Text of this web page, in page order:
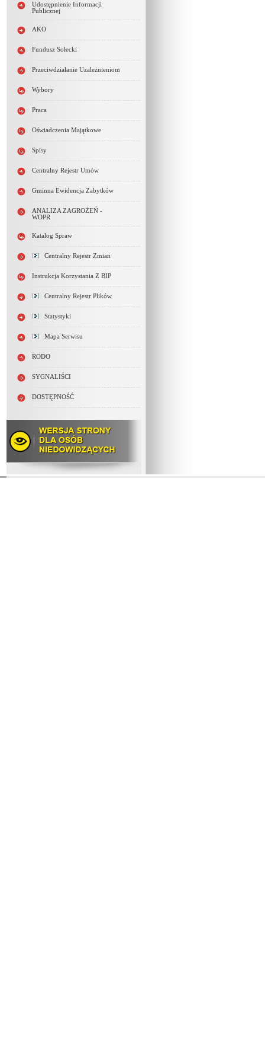
Udostępnienie Informacji
Publicznej
AKO
Fundusz Sołecki
Przeciwdziałanie Uzależnieniom
Wybory
Praca
Oświadczenia Majątkowe
Spisy
Centralny Rejestr Umów
Gminna Ewidencja Zabytków
ANALIZA ZAGROŻEŃ -
WOPR
Katalog Spraw
Centralny Rejestr Zmian
Instrukcja Korzystania Z BIP
Centralny Rejestr Plików
Statystyki
Mapa Serwisu
RODO
SYGNALIŚCI
DOSTĘPNOŚĆ